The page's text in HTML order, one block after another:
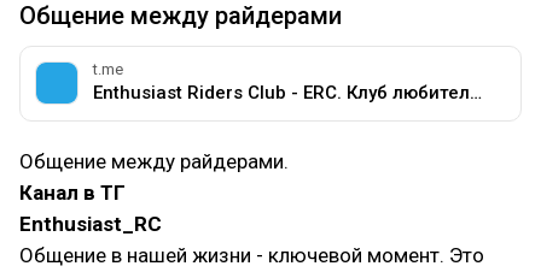
​Общение между райдерами
t.me
Enthusiast Riders Club - ERC. Клуб любителей мотоциклов разных марок.
Общение между райдерами.
Канал в ТГ
Enthusiast_RC
Общение в нашей жизни - ключевой момент. Это